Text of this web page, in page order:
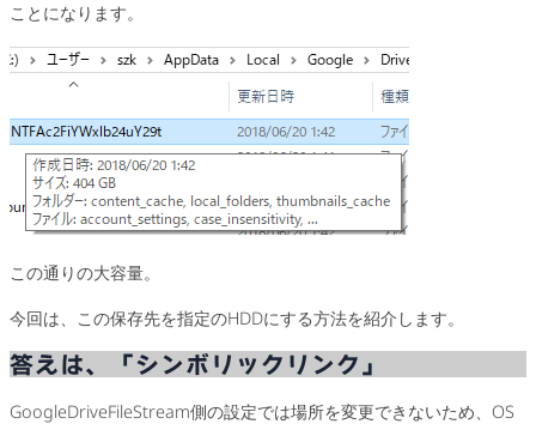
ことになります。
この通りの大容量。
今回は、この保存先を指定のHDDにする方法を紹介します。
答えは、「シンボリックリンク」
GoogleDriveFileStream側の設定では場所を変更できないため、OS